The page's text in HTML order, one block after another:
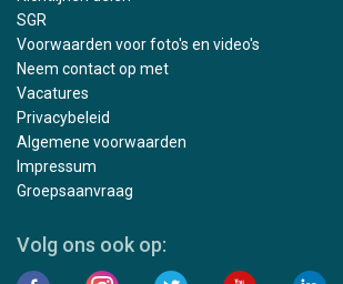
SGR
Voorwaarden voor foto's en video's
Neem contact op met
Vacatures
Privacybeleid
Algemene voorwaarden
Impressum
Groepsaanvraag
Volg ons ook op: